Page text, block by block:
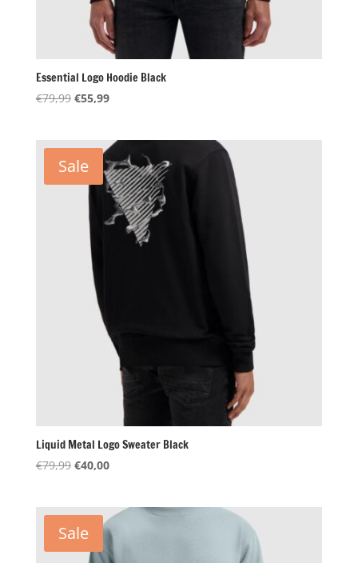
Essential Logo Hoodie Black
€79,99 Oorspronkelijke
€79,99.
€55,99Huidige
€55,99.
Sale
Liquid Metal Logo Sweater Black
€79,99 Oorspronkelijke
€79,99.
€40,00Huidige
€40,00.
Sale